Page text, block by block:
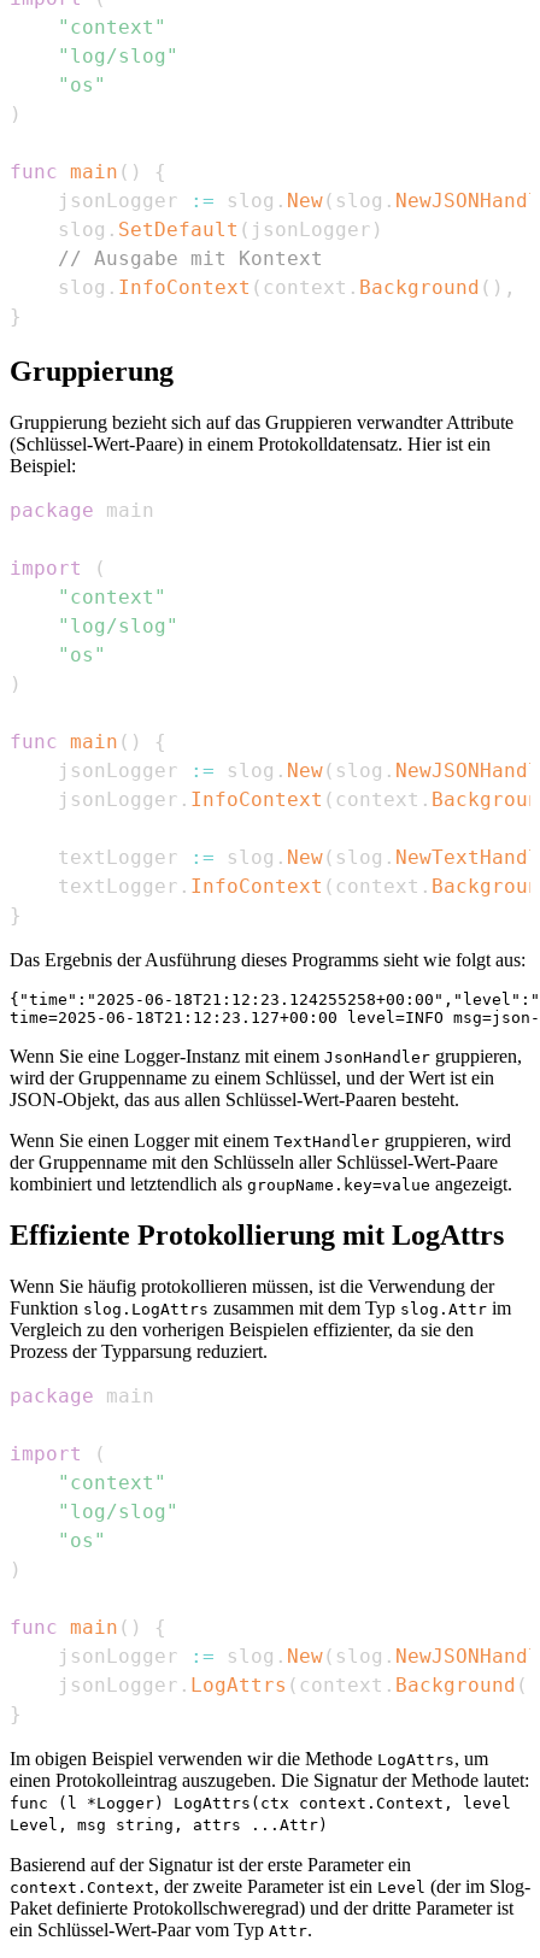
"context"
"log/slog"
"os"
)
func main ( )
{
	jsonLogger
:= slog . New( slog .
	slog
. SetDefault ( jsonLogger )
// Ausgabe mit Kontext
	slog
. InfoContext ( context . Background ( ) ,
}
Gruppierung
Gruppierung bezieht sich auf das Gruppieren verwandter Attribute
(Schlüssel-Wert-Paare) in einem Protokolldatensatz. Hier ist ein
Beispiel:
package
import
(
"context"
"log/slog"
"os"
)
func main ( )
{
	jsonLogger
:= slog . New( slog .
	jsonLogger
. InfoContext ( context .
	textLogger
:= slog . New( slog .
	textLogger
. InfoContext ( context .
}
Das Ergebnis der Ausführung dieses Programms sieht wie folgt aus:
{"time":"2025-06-
Wenn Sie eine Logger-Instanz mit einem JsonHandler gruppieren,
wird der Gruppenname zu einem Schlüssel, und der Wert ist ein
JSON-Objekt, das aus allen Schlüssel-Wert-Paaren besteht.
Wenn Sie einen Logger mit einem TextHandler gruppieren, wird
der Gruppenname mit den Schlüsseln aller Schlüssel-Wert-Paare
kombiniert und letztendlich als groupName.key=value angezeigt.
Effiziente Protokollierung mit LogAttrs
Wenn Sie häufig protokollieren müssen, ist die Verwendung der
Funktion slog.LogAttrs zusammen mit dem Typ slog.Attr im
Vergleich zu den vorherigen Beispielen effizienter, da sie den
Prozess der Typparsung reduziert.
package
import
(
"context"
"log/slog"
"os"
)
func main ( )
{
	jsonLogger
:= slog . New( slog .
	jsonLogger
. LogAttrs ( context . Background (
}
Im obigen Beispiel verwenden wir die Methode LogAttrs, um
einen Protokolleintrag auszugeben. Die Signatur der Methode lautet:
func (l *Logger) LogAttrs(ctx context.Context, level
Level, msg string, attrs ...Attr)
Basierend auf der Signatur ist der erste Parameter ein
context.Context, der zweite Parameter ist ein Level (der im Slog-
Paket definierte Protokollschweregrad) und der dritte Parameter ist
ein Schlüssel-Wert-Paar vom Typ Attr.